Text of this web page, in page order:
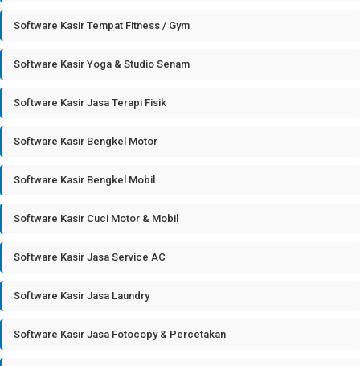
Software Kasir Tempat Fitness / Gym
Software Kasir Yoga & Studio Senam
Software Kasir Jasa Terapi Fisik
Software Kasir Bengkel Motor
Software Kasir Bengkel Mobil
Software Kasir Cuci Motor & Mobil
Software Kasir Jasa Service AC
Software Kasir Jasa Laundry
Software Kasir Jasa Fotocopy & Percetakan